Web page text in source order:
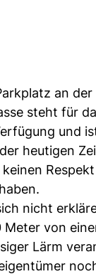
an der
steht für
und
heutigen
nicht
Meter von
Lärm